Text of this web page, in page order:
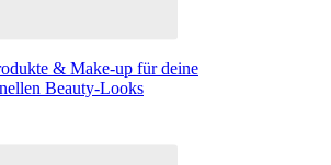
& Make-up für deine
Beauty-Looks